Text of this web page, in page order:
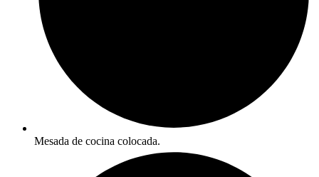
Mesada de cocina colocada.